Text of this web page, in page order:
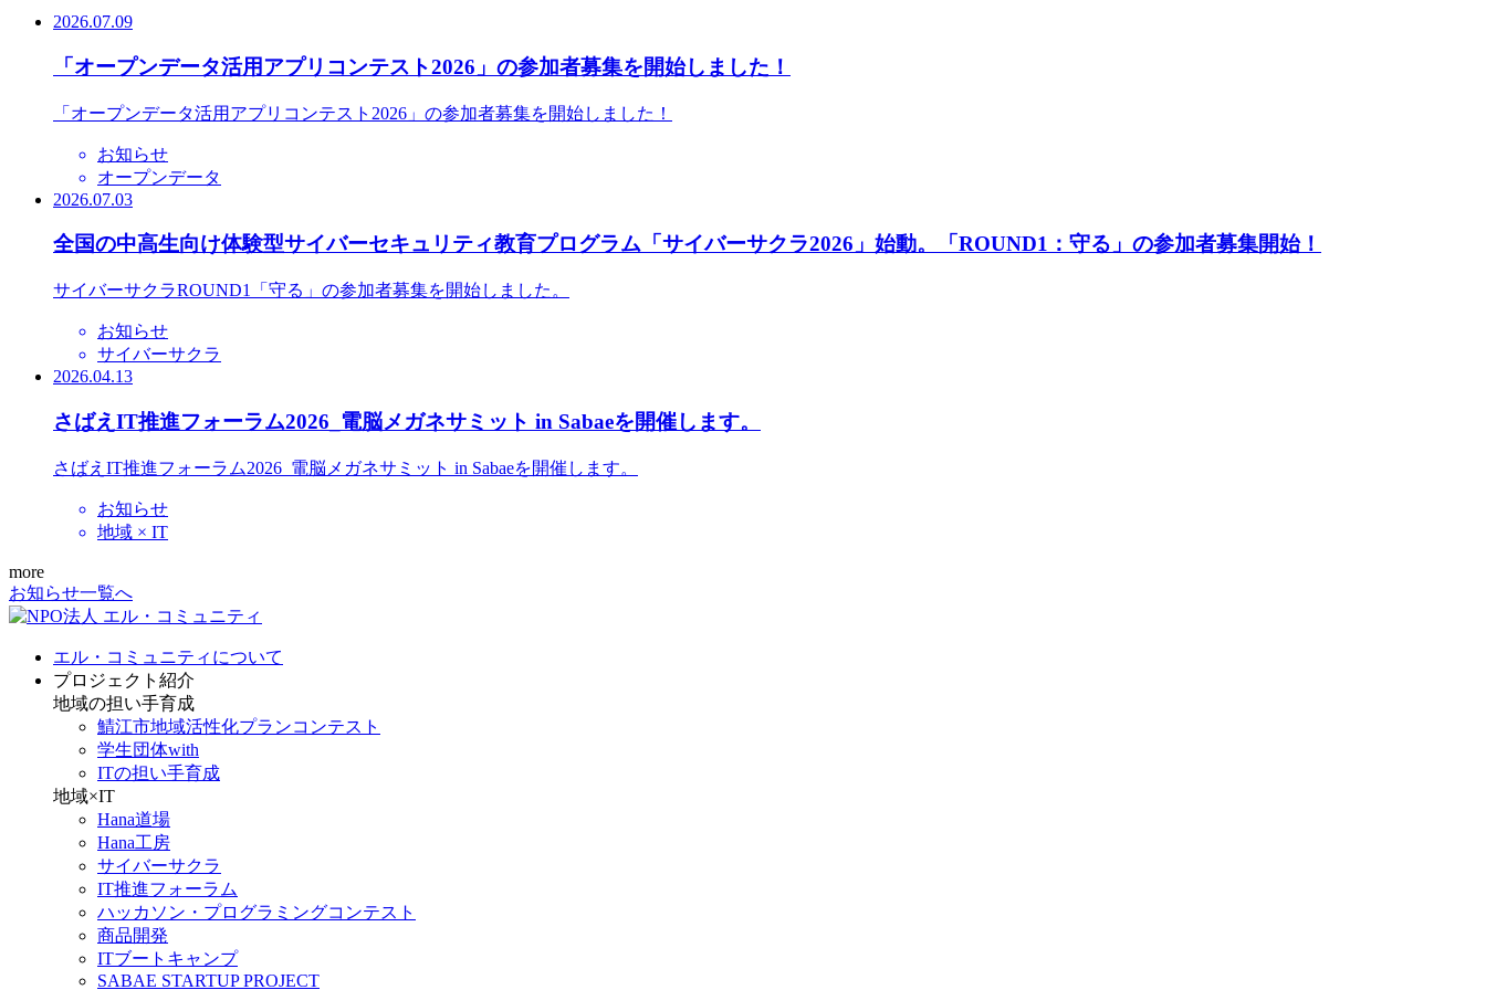
2026.07.09
「オープンデータ活用アプリコンテスト2026」の参加者募集を開始しました！
「オープンデータ活用アプリコンテスト2026」の参加者募集を開始しました！
お知らせ
オープンデータ
2026.07.03
全国の中高生向け体験型サイバーセキュリティ教育プログラム「サイバーサクラ2026」始動。「ROUND1：守る」の参加者募集開始！
サイバーサクラROUND1「守る」の参加者募集を開始しました。
お知らせ
サイバーサクラ
2026.04.13
さばえIT推進フォーラム2026_電脳メガネサミット in Sabaeを開催します。
さばえIT推進フォーラム2026_電脳メガネサミット in Sabaeを開催します。
お知らせ
地域 × IT
more
お知らせ一覧へ
エル・コミュニティについて
プロジェクト紹介
地域の担い手育成
鯖江市地域活性化プランコンテスト
学生団体with
ITの担い手育成
地域×IT
Hana道場
Hana工房
サイバーサクラ
IT推進フォーラム
ハッカソン・プログラミングコンテスト
商品開発
ITブートキャンプ
SABAE STARTUP PROJECT